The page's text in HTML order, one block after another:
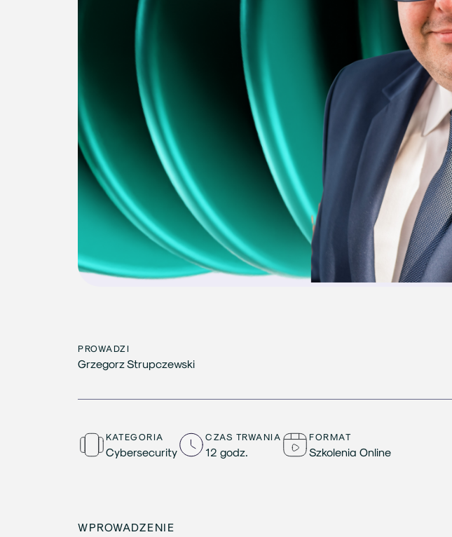
PROWADZI
Grzegorz Strupczewski
KATEGORIA
Cybersecurity
CZAS TRWANIA
12 godz.
FORMAT
Szkolenia Online
WPROWADZENIE